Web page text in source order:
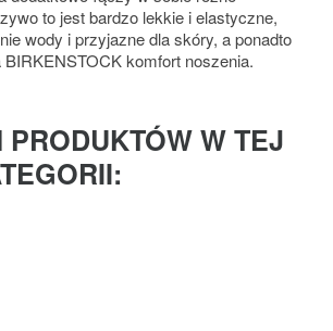
to jest bardzo lekkie i elastyczne,
wody i przyjazne dla skóry, a ponadto
komfort noszenia.
PRODUKTÓW W TEJ